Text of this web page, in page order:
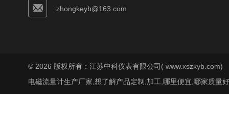
zhongkeyb@163.com
© 2026 版权所有：江苏中科仪表有限公司( www.xszkyb.com)
电磁流量计生产厂家,想了解产品定制,加工,哪里便宜,哪家质量